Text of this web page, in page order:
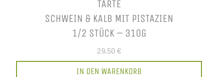
TARTE
SCHWEIN & KALB MIT PISTAZIEN
1/2 STÜCK – 310G
29,50 €
IN DEN WARENKORB